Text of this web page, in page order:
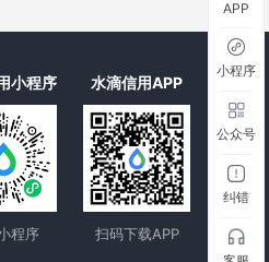
小程序
程序
水滴信用APP
扫码下载APP
APP
小程序
公众号
纠错